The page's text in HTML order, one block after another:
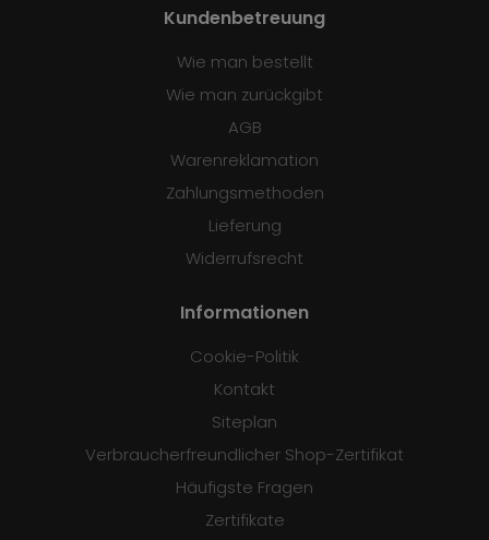
Kundenbetreuung
Wie man bestellt
Wie man zurückgibt
AGB
Warenreklamation
Zahlungsmethoden
Lieferung
Widerrufsrecht
Informationen
Cookie-Politik
Kontakt
Siteplan
Verbraucherfreundlicher Shop-Zertifikat
Häufigste Fragen
Zertifikate